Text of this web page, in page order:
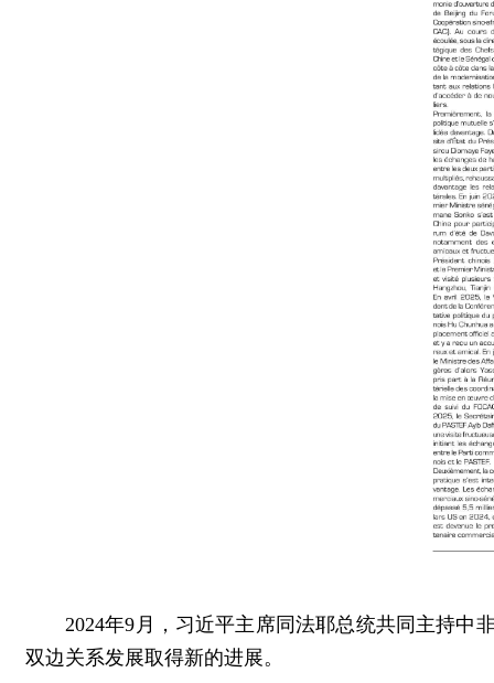
2‍024年9月，习近平主席同法耶总统共同主持中
双边关系发展取得新的进展。